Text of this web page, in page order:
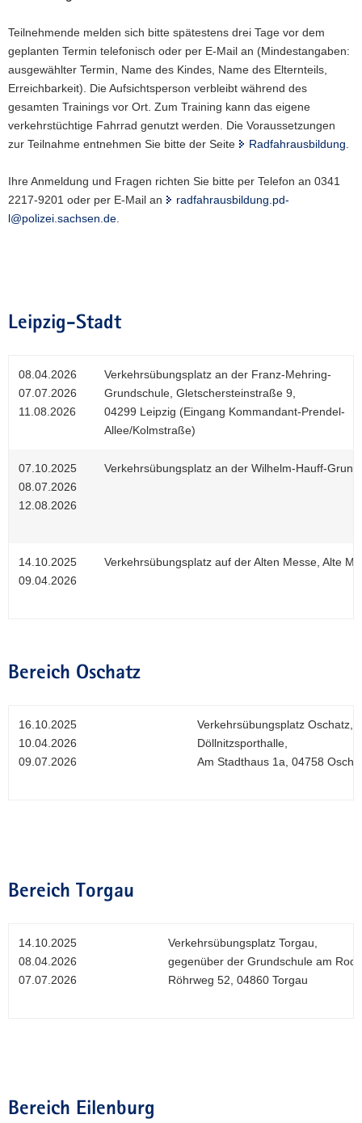
v
i
g
a
t
i
o
Teilnehmende melden sich bitte spätestens drei Tage vor dem
geplanten Termin telefonisch oder per E-Mail an (Mindestangaben:
ausgewählter Termin, Name des Kindes, Name des Elternteils,
Erreichbarkeit). Die Aufsichtsperson verbleibt während des
gesamten Trainings vor Ort. Zum Training kann das eigene
verkehrstüchtige Fahrrad genutzt werden. Die Voraussetzungen
zur Teilnahme entnehmen Sie bitte der Seite
Radfahrausbildung
Ihre Anmeldung und Fragen richten Sie bitte per Telefon an 0341
2217-9201 oder per E-Mail an
radfahrausbildung.pd-
l@polizei.sachsen.de
Leipzig-Stadt
08.04.2026
07.07.2026
11.08.2026
Verkehrsübungsplatz an der Franz-Mehring-
Grundschule, Gletschersteinstraße 9,
04299 Leipzig (Eingang Kommandant-Prendel-
Allee/Kolmstraße)
07.10.2025
08.07.2026
12.08.2026
Verkehrsübungsplatz an der Wilhelm-Hauff-
14.10.2025
09.04.2026
Verkehrsübungsplatz auf der Alten Messe, Alte
Bereich Oschatz
16.10.2025
10.04.2026
09.07.2026
Verkehrsübungsplatz Oschatz,
Döllnitzsporthalle,
Am Stadthaus 1a, 04758
Bereich Torgau
14.10.2025
08.04.2026
07.07.2026
Verkehrsübungsplatz Torgau,
gegenüber der Grundschule am
Röhrweg 52, 04860 Torgau
Bereich Eilenburg